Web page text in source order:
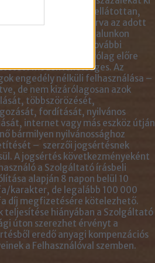
idézőjelekkel ellátottan,
mellé- vagy aláírva az adott
linkjét. Az oldalunkon
anyagok minden további
azonban kizárólag előre
módon lehetséges. Az
engedély nélküli felhasználása –
de nem kizárólagosan azok
többszörözését,
fordítását, nyilvános
internet vagy más eszköz útján
bármilyen nyilvánossághoz
– szerzői jogsértésnek
A jogsértés következményeként
a Szolgáltató írásbeli
alapján 8 napon belül 10
karakter, de legalább 100 000
díj megfizetésére kötelezhető.
teljesítése hiányában a Szolgáltató
úton szerezhet érvényt a
eredő anyagi kompenzációs
a Felhasználóval szemben.